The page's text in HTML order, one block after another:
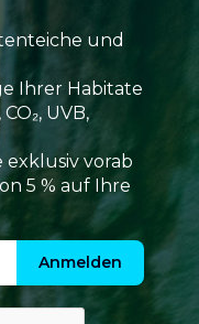
und
Ihrer Habitate
UVB,
exklusiv vorab
5 % auf Ihre
Anmelden